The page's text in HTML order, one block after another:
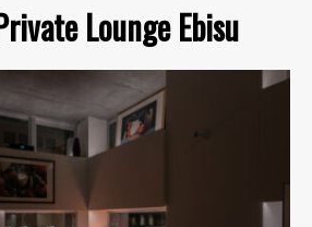
Lounge Ebisu